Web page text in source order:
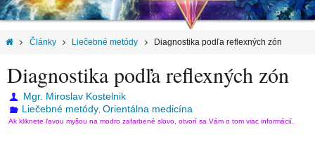
Články Liečebné metódy Diagnostika podľa reflexných zón
Diagnostika podľa reflexných zón
Mgr. Miroslav Kostelnik
Liečebné metódy ,Orientálna medicína
Ak kliknete ľavou myšou na modro zafarbené slovo, otvorí sa Vám o tom viac informácií.